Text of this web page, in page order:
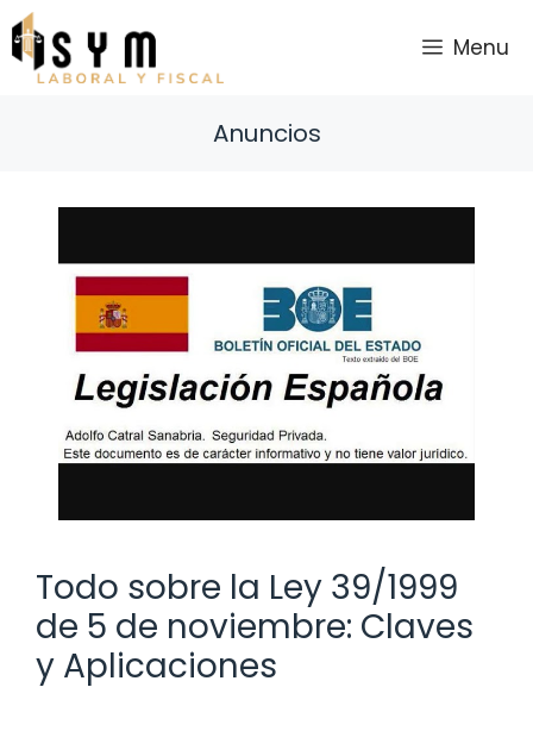
Saltar
al
contenido
Menu
Anuncios
Todo sobre la Ley 39/1999
de 5 de noviembre: Claves
y Aplicaciones